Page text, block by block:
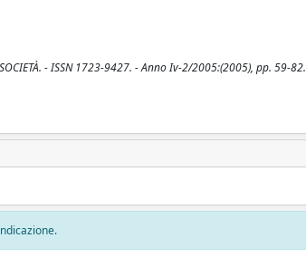
- ISSN 1723-9427. - Anno Iv-2/2005:(2005), pp. 59-82.